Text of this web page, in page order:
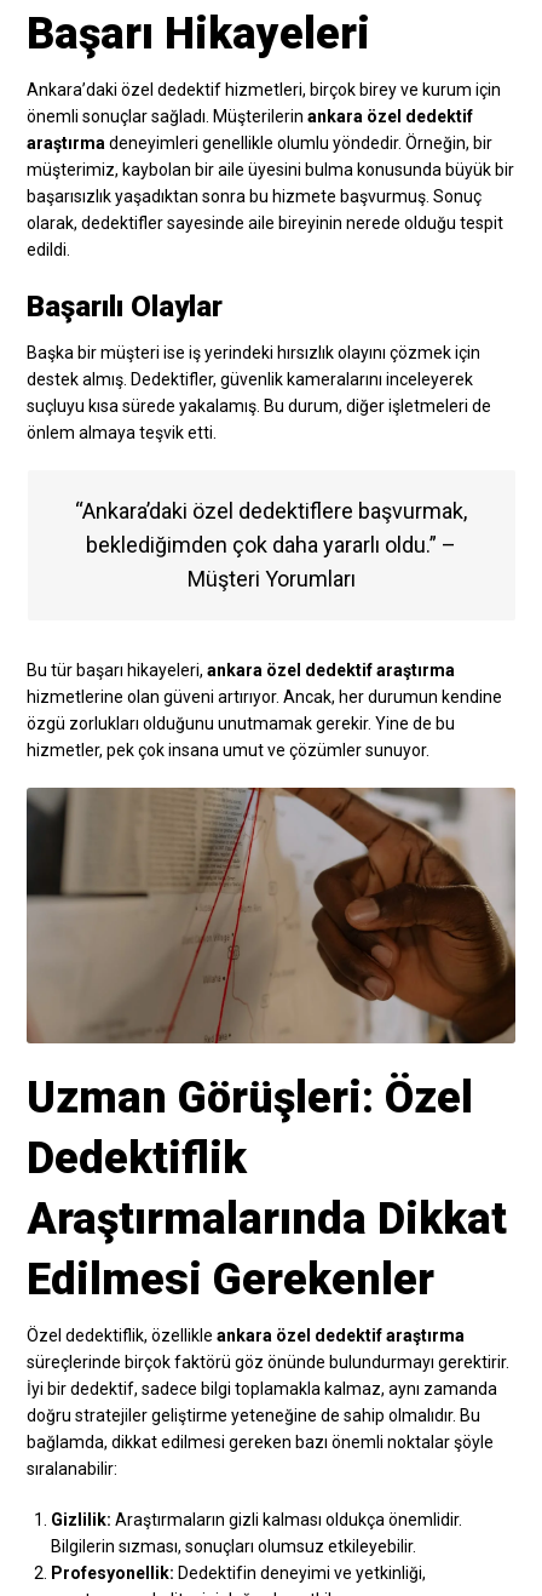
Başarı Hikayeleri
Ankara’daki özel dedektif hizmetleri, birçok birey ve kurum için
önemli sonuçlar sağladı. Müşterilerinankara özel dedektif
araştırma deneyimleri genellikle olumlu yöndedir. Örneğin, bir
müşterimiz, kaybolan bir aile üyesini bulma konusunda büyük bir
başarısızlık yaşadıktan sonra bu hizmete başvurmuş. Sonuç
olarak, dedektifler sayesinde aile bireyinin nerede olduğu tespit
edildi.
Başarılı Olaylar
Başka bir müşteri ise iş yerindeki hırsızlık olayını çözmek için
destek almış. Dedektifler, güvenlik kameralarını inceleyerek
suçluyu kısa sürede yakalamış. Bu durum, diğer işletmeleri de
önlem almaya teşvik etti.
“Ankara’daki özel dedektiflere başvurmak,
beklediğimden çok daha yararlı oldu.” –
Müşteri Yorumları
Bu tür başarı hikayeleri,ankara özel dedektif araştırma
hizmetlerine olan güveni artırıyor. Ancak, her durumun kendine
özgü zorlukları olduğunu unutmamak gerekir. Yine de bu
hizmetler, pek çok insana umut ve çözümler sunuyor.
Uzman Görüşleri: Özel
Dedektiflik
Araştırmalarında Dikkat
Edilmesi Gerekenler
Özel dedektiflik, özellikleankara özel dedektif araştırma
süreçlerinde birçok faktörü göz önünde bulundurmayı gerektirir.
İyi bir dedektif, sadece bilgi toplamakla kalmaz, aynı zamanda
doğru stratejiler geliştirme yeteneğine de sahip olmalıdır. Bu
bağlamda, dikkat edilmesi gereken bazı önemli noktalar şöyle
sıralanabilir:
Gizlilik: Araştırmaların gizli kalması oldukça önemlidir.
Bilgilerin sızması, sonuçları olumsuz etkileyebilir.
Profesyonellik: Dedektifin deneyimi ve yetkinliği,